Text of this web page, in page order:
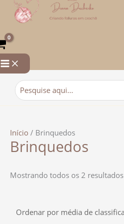
conteúdo
Procurar:
Início / Brinquedos
Brinquedos
Mostrando todos os 2 resultados